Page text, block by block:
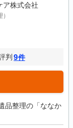
ア株式会社
判 9件
品整理の「ななか